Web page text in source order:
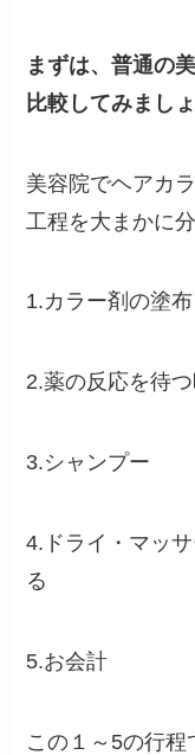
まずは、普通の
比較してみましょ
美容院でヘアカ
工程を大まかに
1.カラー剤の塗布
2.薬の反応を待
3.シャンプー
4.ドライ・マッ
る
5.お会計
この１～5の行程